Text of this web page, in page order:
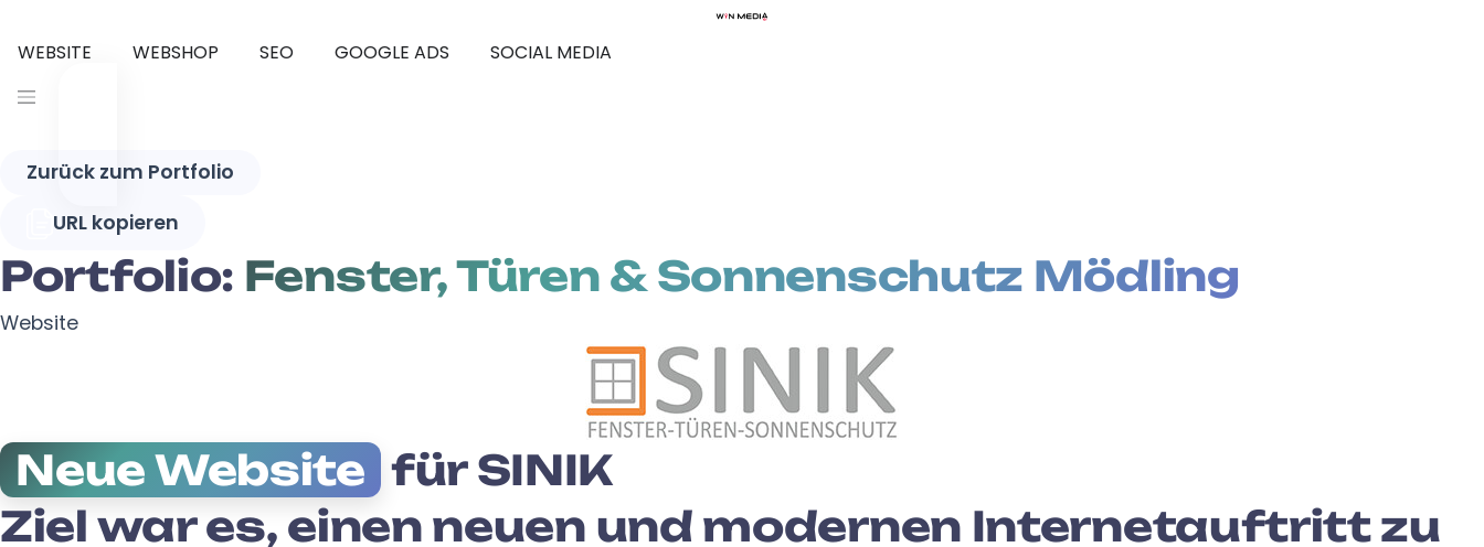
WEBSITE WEBSHOP SEO GOOGLE ADS SOCIAL MEDIA
Zurück zum Portfolio
URL kopieren
Portfolio: Fenster, Türen & Sonnenschutz Mödling
Website
Neue Website für SINIK
Ziel war es, einen neuen und modernen Internetauftritt zu